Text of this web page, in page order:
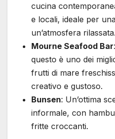
cucina
e locali, ideale per
un’atmosfera rilassata.
Mourne Seafood Bar
questo è uno dei
frutti di mare
creativo e gustoso.
Bunsen: Un’ottima
informale, con
fritte croccanti.